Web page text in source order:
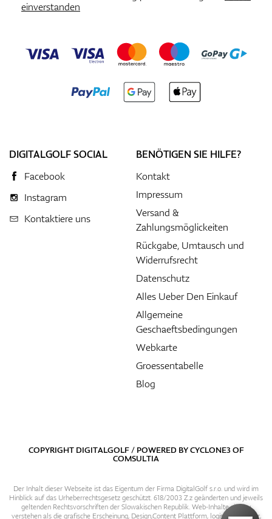
einverstanden
DIGITALGOLF SOCIAL
Facebook
Instagram
Kontaktiere uns
BENÖTIGEN SIE HILFE?
Kontakt
Impressum
Versand &
Zahlungsmöglickeiten
Rückgabe, Umtausch und
Widerrufsrecht
Datenschutz
Alles Ueber Den Einkauf
Allgemeine
Geschaeftsbedingungen
Webkarte
Groessentabelle
Blog
COPYRIGHT DIGITALGOLF / POWERED BYCYCLONE3OF
COMSULTIA
Der Inhalt dieser Webseite ist das Eigentum der Firma DigitalGolf s.r.o. und wird im
Hinblick auf das Urheberrechtsgesetz geschützt. 618/2003 Z.z geänderten und jeweils
geltenden Rechtsvorschriften der Slowakischen Republik. Web-Inhalte sind zu
verstehen als die grafische Erscheinung, Design,Content Plattform, logische Struktur,